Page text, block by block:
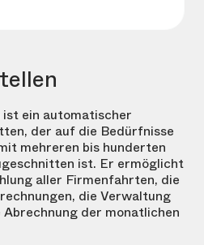
ein automatischer
der auf die Bedürfnisse
mehreren bis hunderten
ist. Er ermöglicht
aller Firmenfahrten, die
die Verwaltung
der monatlichen